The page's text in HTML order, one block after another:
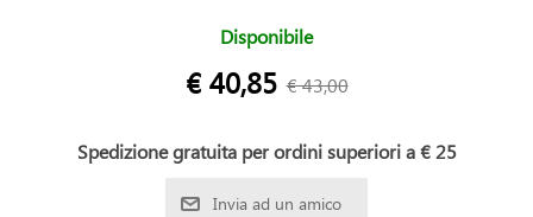
Disponibile
€ 40,85 € 43,00
Spedizione gratuita per ordini superiori a € 25
Invia ad un amico